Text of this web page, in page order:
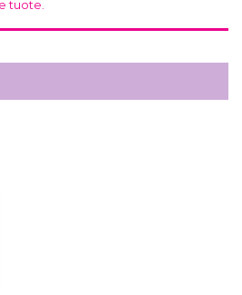
tuote.